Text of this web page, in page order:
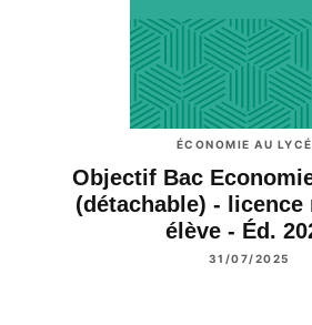
ÉCONOMIE AU
Objectif Bac
(détachable) - licence
élève - Éd.
31/07/2025